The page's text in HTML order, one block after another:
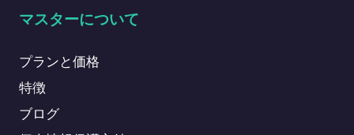
マスターについて
プランと価格
特徴
ブログ